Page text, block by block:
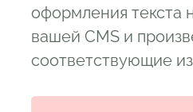
оформления текста
вашей CMS и
соответствующие